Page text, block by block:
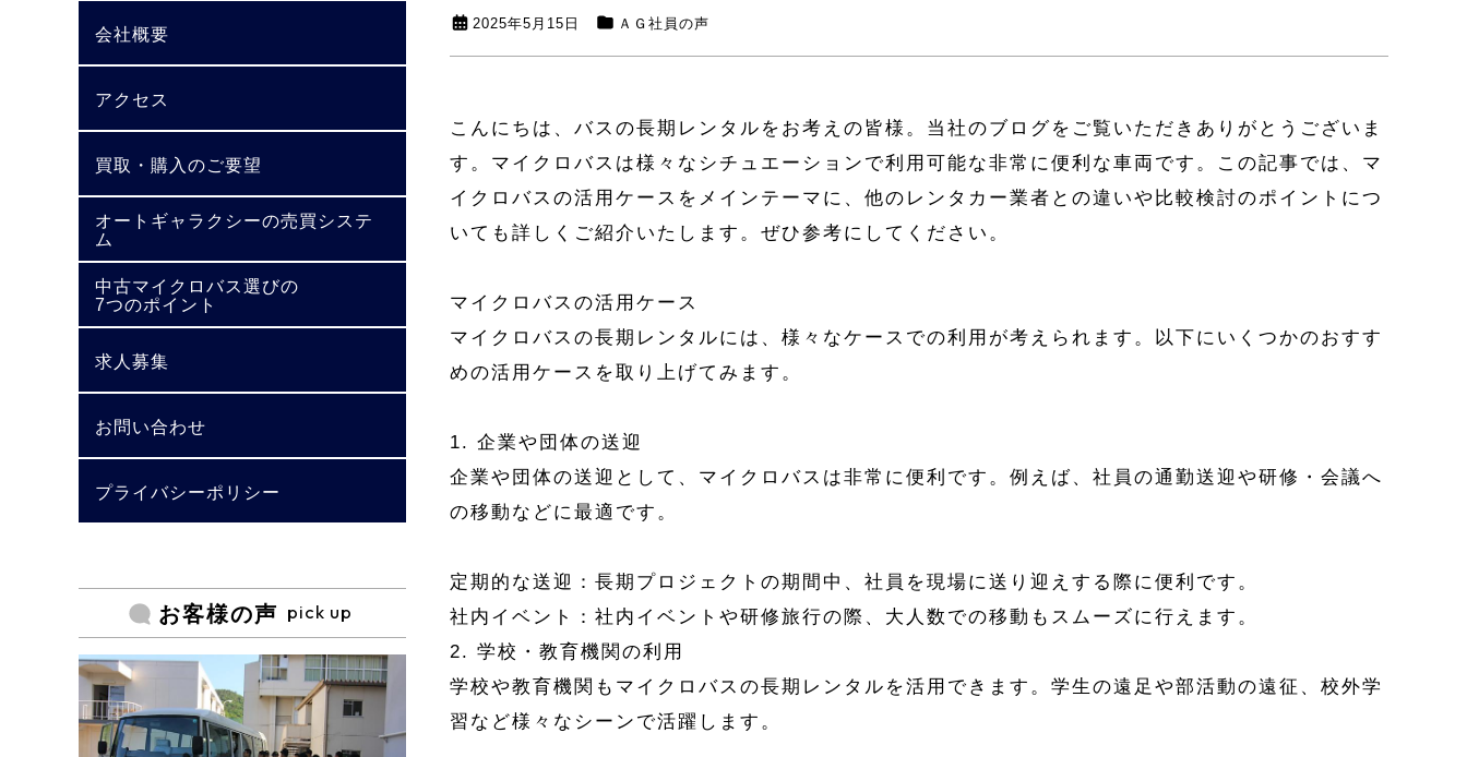
2025年5月15日 ＡＧ社員の声
こんにちは、バスの長期レンタルをお考えの皆様。当社のブログをご覧いただきありがとうございま
す。マイクロバスは様々なシチュエーションで利用可能な非常に便利な車両です。この記事では、マ
イクロバスの活用ケースをメインテーマに、他のレンタカー業者との違いや比較検討のポイントにつ
いても詳しくご紹介いたします。ぜひ参考にしてください。
マイクロバスの活用ケース
マイクロバスの長期レンタルには、様々なケースでの利用が考えられます。以下にいくつかのおすす
めの活用ケースを取り上げてみます。
1. 企業や団体の送迎
企業や団体の送迎として、マイクロバスは非常に便利です。例えば、社員の通勤送迎や研修・会議へ
の移動などに最適です。
定期的な送迎：長期プロジェクトの期間中、社員を現場に送り迎えする際に便利です。
社内イベント：社内イベントや研修旅行の際、大人数での移動もスムーズに行えます。
2. 学校・教育機関の利用
学校や教育機関もマイクロバスの長期レンタルを活用できます。学生の遠足や部活動の遠征、校外学
習など様々なシーンで活躍します。
会社概要
アクセス
買取・購入のご要望
オートギャラクシーの売買システ
ム
中古マイクロバス選びの
7つのポイント
求人募集
お問い合わせ
プライバシーポリシー
お客様の声 pick up